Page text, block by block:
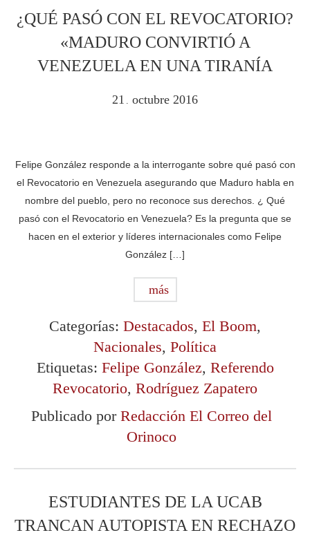
¿QUÉ PASÓ CON EL REVOCATORIO?
«MADURO CONVIRTIÓ A
VENEZUELA EN UNA TIRANÍA
21 . octubre 2016
Felipe González responde a la interrogante sobre qué pasó con
el Revocatorio en Venezuela asegurando que Maduro habla en
nombre del pueblo, pero no reconoce sus derechos. ¿ Qué
pasó con el Revocatorio en Venezuela? Es la pregunta que se
hacen en el exterior y líderes internacionales como Felipe
González […]
más
Categorías: Destacados, El Boom,
Nacionales, Política
Etiquetas: Felipe González, Referendo
Revocatorio, Rodríguez Zapatero
Publicado por Redacción El Correo del
Orinoco
ESTUDIANTES DE LA UCAB
TRANCAN AUTOPISTA EN RECHAZO